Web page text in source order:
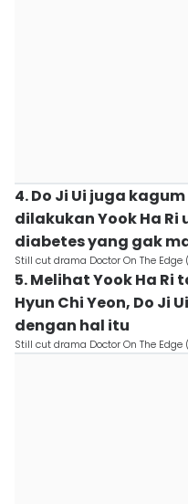
4. Do Ji Ui juga
dilakukan Yook Ha
diabetes yang gak
Still cut drama Doctor On The
5. Melihat Yook Ha
Hyun Chi Yeon, Do Ji
dengan hal itu
Still cut drama Doctor On The